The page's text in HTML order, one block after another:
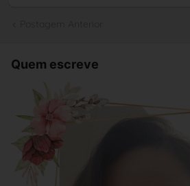
Quem escreve